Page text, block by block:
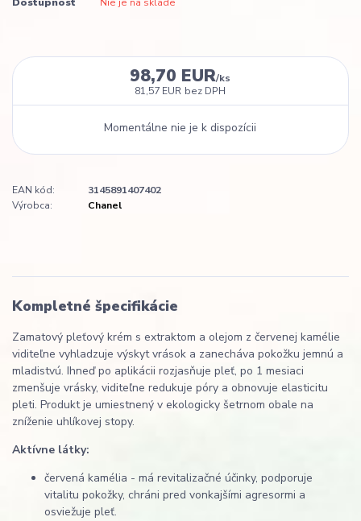
98,70 EUR/ks
81,57 EUR bez DPH
Momentálne nie je k dispozícii
EAN kód:
3145891407402
Výrobca:
Chanel
Kompletné špecifikácie
Zamatový pleťový krém s extraktom a olejom z červenej kamélie
viditeľne vyhladzuje výskyt vrások a zanecháva pokožku jemnú a
mladistvú. Ihneď po aplikácii rozjasňuje pleť, po 1 mesiaci
zmenšuje vrásky, viditeľne redukuje póry a obnovuje elasticitu
pleti. Produkt je umiestnený v ekologicky šetrnom obale na
zníženie uhlíkovej stopy.
Aktívne látky:
červená kamélia - má revitalizačné účinky, podporuje
vitalitu pokožky, chráni pred vonkajšími agresormi a
osviežuje pleť.